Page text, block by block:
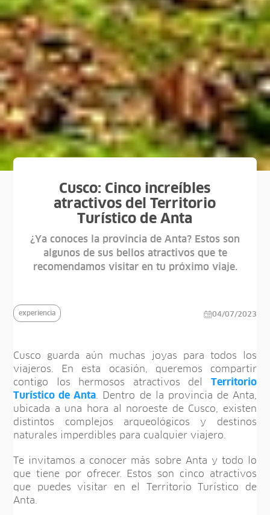
Cusco: Cinco increíbles
atractivos del Territorio
Turístico de Anta
¿Ya conoces la provincia de Anta? Estos son
algunos de sus bellos atractivos que te
recomendamos visitar en tu próximo viaje.
experiencia 04/07/2023
Cusco guarda aún muchas joyas para todos los
viajeros. En esta ocasión, queremos compartir
contigo los hermosos atractivos del Territorio
Turístico de Anta . Dentro de la provincia de Anta,
ubicada a una hora al noroeste de Cusco, existen
distintos complejos arqueológicos y destinos
naturales imperdibles para cualquier viajero.
Te invitamos a conocer más sobre Anta y todo lo
que tiene por ofrecer. Estos son cinco atractivos
que puedes visitar en el Territorio Turístico de
Anta.